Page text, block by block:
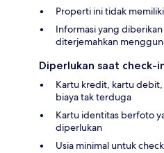
Properti ini tidak
Informasi yang
diterjemahkan
Diperlukan saat check-
Kartu kredit, kartu
biaya tak terduga
Kartu identitas berfoto
diperlukan
Usia minimal untuk